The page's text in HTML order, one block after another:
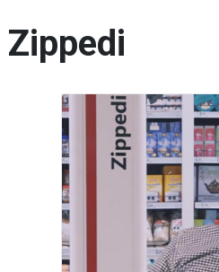
Zippedi
Startup
Zippedi
de
académico
Álvaro
Soto
obtiene
Premio